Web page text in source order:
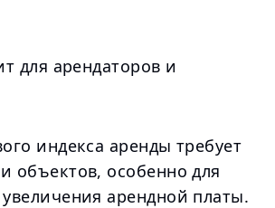
для арендаторов и
индекса аренды требует
объектов, особенно для
арендной платы.